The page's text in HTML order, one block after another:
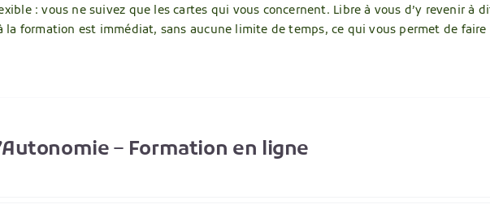
: vous ne suivez que les cartes qui vous concernent. Libre à vous d’y revenir à
la formation est immédiat, sans aucune limite de temps, ce qui vous permet de
– Formation en ligne